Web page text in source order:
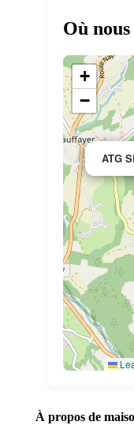
Où
ATG
+
−
À propos de